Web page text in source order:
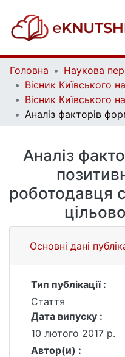
Головна
Аналіз
роботодавця
Основні дані
Тип публікації :
Стаття
Дата випуску :
10 лютого 2017 р.
Автор(и) :